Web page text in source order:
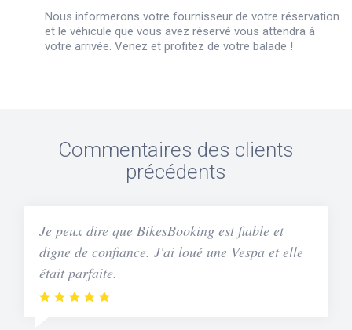
Nous informerons votre fournisseur de votre réservation
et le véhicule que vous avez réservé vous attendra à
votre arrivée. Venez et profitez de votre balade !
Commentaires des clients
précédents
Je peux dire que BikesBooking est fiable et
digne de confiance. J'ai loué une Vespa et elle
était parfaite.